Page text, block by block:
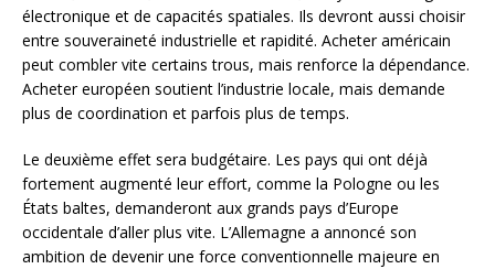
électronique et de capacités spatiales. Ils devront aussi choisir
entre souveraineté industrielle et rapidité. Acheter américain
peut combler vite certains trous, mais renforce la dépendance.
Acheter européen soutient l’industrie locale, mais demande
plus de coordination et parfois plus de temps.
Le deuxième effet sera budgétaire. Les pays qui ont déjà
fortement augmenté leur effort, comme la Pologne ou les
États baltes, demanderont aux grands pays d’Europe
occidentale d’aller plus vite. L’Allemagne a annoncé son
ambition de devenir une force conventionnelle majeure en